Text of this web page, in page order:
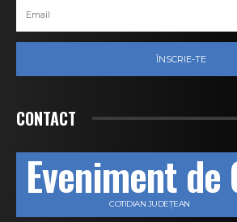
ÎNSCRIE-TE
CONTACT
Eveniment de
COTIDIAN JUDEȚEAN